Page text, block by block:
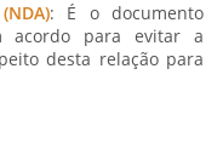
: É o documento
acordo para evitar a
desta relação para